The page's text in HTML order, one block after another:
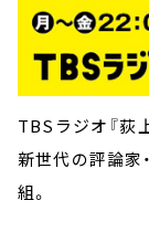
TBSラジオ『荻
新世代の評論家
組。